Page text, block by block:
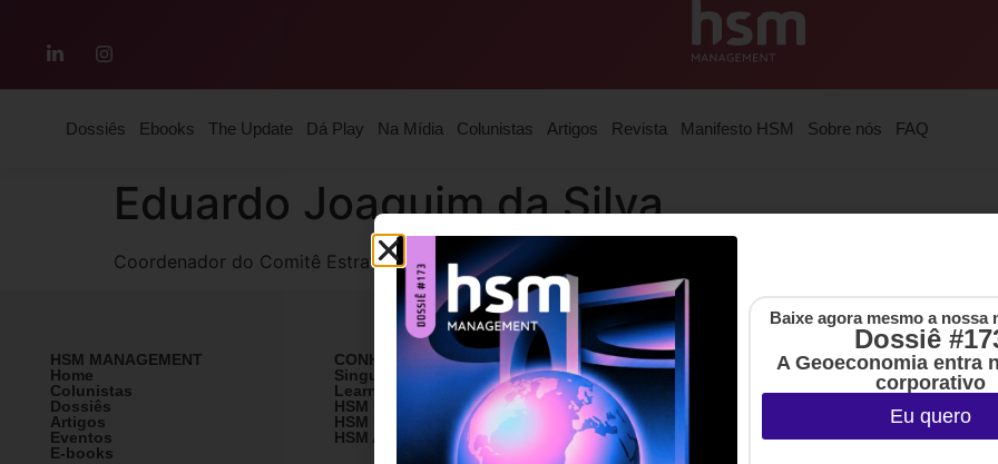
Dossiês Ebooks The Update Dá Play Na Mídia Colunistas Artigos Revista Manifesto HSM Sobre nós FAQ
Eduardo Joaquim da Silva
Coordenador do Comitê Estratégico e Expansão de Negócios da Sustentalli
HSM MANAGEMENT
Home
Colunistas
Dossiês
Artigos
Eventos
E-books
CONHEÇA A HSM
SingularityU Brazil
Learning Village
HSM University
HSM Mais
HSM Academy
Baixe agora mesmo a nossa
Dossiê
A Geoeconomia entra
corporativo
Eu quero